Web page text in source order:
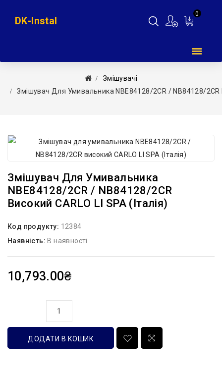
0
DK-Instal
Змішувачі
Змішувач Для Умивальника NBE84128/2CR / NB84128/2CR
Змішувач Для Умивальника
NBE84128/2CR / NB84128/2CR
Високий CARLO LI SPA (Італія)
Код продукту: 12384
Наявність: В наявності
10,793.00₴
ДОДАТИ В КОШИК